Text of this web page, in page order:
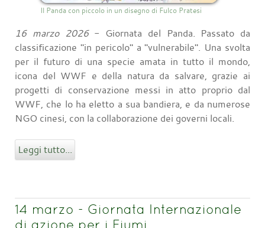
Il Panda con piccolo in un disegno di Fulco Pratesi
16 marzo 2026- Giornata del Panda. Passato da
classificazione "in pericolo" a "vulnerabile". Una svolta
per il futuro di una specie amata in tutto il mondo,
icona del WWF e della natura da salvare, grazie ai
progetti di conservazione messi in atto proprio dal
WWF, che lo ha eletto a sua bandiera, e da numerose
NGO cinesi, con la collaborazione dei governi locali.
Leggi tutto...
14 marzo - Giornata Internazionale
di azione per i Fiumi